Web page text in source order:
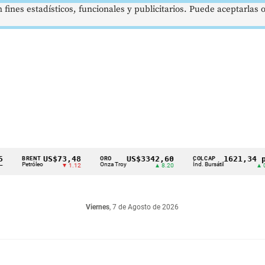
US$73,48
▼ 1.12
ORO
Onza Troy
US$3342,60
▲ 8.20
COLCAP
Índ. Bursátil
1621,34 pts
Viernes, 7 de Agosto de 2026
estadísticos, funcionales y publicitarios. Puede aceptarlas